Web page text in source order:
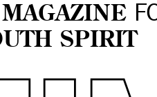
MAGAZINE
SPIRIT